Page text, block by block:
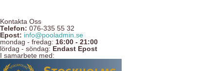
Kontakta Oss
Telefon: 076-335 55 32
Epost: info@pooladmin.se
mondag - fredag: 16:00 - 21:00
lördag - söndag: Endast Epost
I samarbete med: